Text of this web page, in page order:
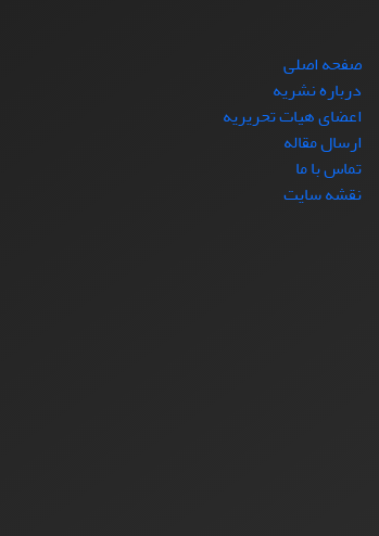
صفحه اصلی
درباره نشریه
اعضای هیات تحریریه
ارسال مقاله
تماس با ما
نقشه سایت